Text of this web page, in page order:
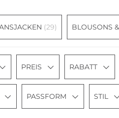
(29) BLOUSONS
PREIS RABATT
PASSFORM STIL